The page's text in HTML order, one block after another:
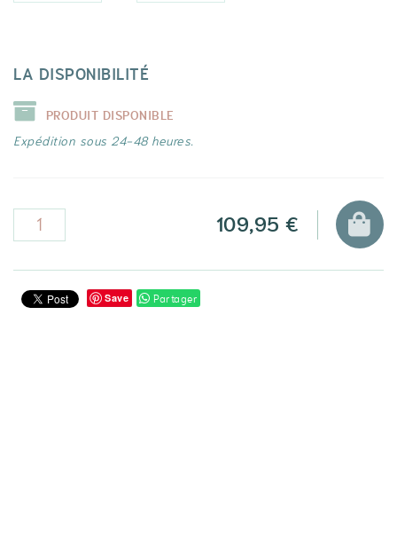
LA DISPONIBILITÉ
PRODUIT DISPONIBLE
Expédition sous 24-48 heures.
109,95 €
Save Partager